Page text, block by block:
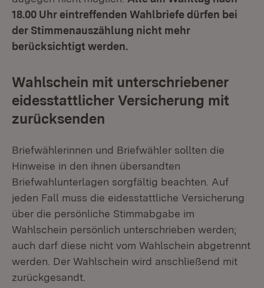
18.00 Uhr eintreffenden Wahlbriefe dürfen bei
der Stimmenauszählung nicht mehr
berücksichtigt werden.
Wahlschein mit unterschriebener
eidesstattlicher Versicherung mit
zurücksenden
Briefwählerinnen und Briefwähler sollten die
Hinweise in den ihnen übersandten
Briefwahlunterlagen sorgfältig beachten. Auf
jeden Fall muss die eidesstattliche Versicherung
über die persönliche Stimmabgabe im
Wahlschein persönlich unterschrieben werden;
auch darf diese nicht vom Wahlschein abgetrennt
werden. Der Wahlschein wird anschließend mit
zurückgesandt.